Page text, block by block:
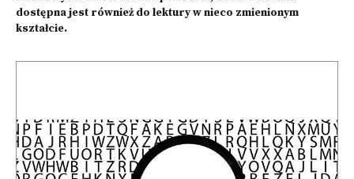
dostępna jest również do lektury w nieco zmienionym
kształcie.